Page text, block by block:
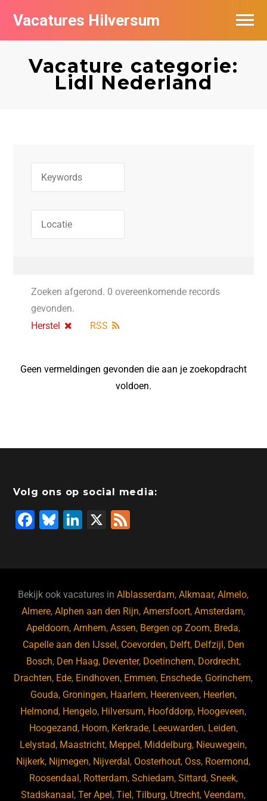
Vacatures Hilversum
Vacature categorie:
Lidl Nederland
Zoeken afgerond. 0 overeenkomende records
gevonden.
Herstel
RSS
Geen vermeldingen gevonden die aan je zoekopdracht
voldoen.
Volg ons op social media:
F
b
o
o
k
Bl
ky
Li
dI
n
X
Bekijk ook vacatures inAlblasserdam,Alkmaar,Almelo,
Almere,Alphen aan den Rijn,Amersfoort,Amsterdam,
Apeldoorn,Arnhem,Assen, Bergen op Zoom, Breda,
Capelle aan den IJssel , Coevorden, Delft, Delfzijl , Den
Bosch, Den Haag, Deventer, Doetinchem, Dordrecht,
Drachten, Ede, Eindhoven, Emmen, Enschede, Gorinchem,
Gouda, Groningen, Haarlem, Heerenveen, Heerlen,
Helmond, Hengelo, Hilversum, Hoofddorp, Hoogeveen,
Hoogezand, Hoorn, Kerkrade, Leeuwarden, Leiden,
Lelystad, Maastricht, Meppel , Middelburg, Nieuwegein,
Nijkerk, Nijmegen, Nijverdal , Oosterhout, Oss, Roermond,
Roosendaal , Rotterdam, Schiedam, Sittard, Sneek,
Stadskanaal ,Ter Apel ,Tiel ,Tilburg, Utrecht,Veendam,
Vacatures per bedrijf in Hilversum
De populairste vacatures in Hilversum